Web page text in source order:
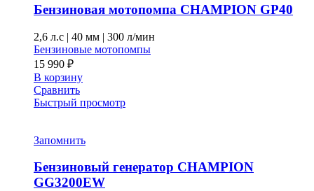
Бензиновая мотопомпа CHAMPION GP40
2,6 л.с | 40 мм | 300 л/мин
Бензиновые мотопомпы
15 990 ₽
В корзину
Сравнить
Быстрый просмотр
Запомнить
Бензиновый генератор CHAMPION
GG3200EW